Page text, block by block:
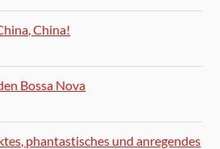
China!
Bossa Nova
phantastisches und anregendes